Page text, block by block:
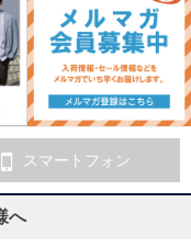
スマートフォン
へ